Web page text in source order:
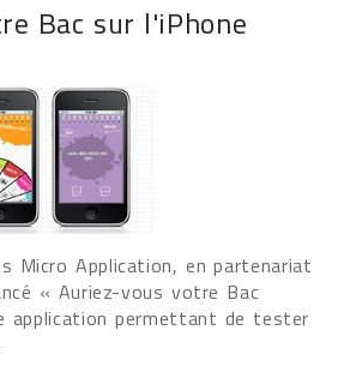
Bac sur l'iPhone
Micro Application, en partenariat
« Auriez-vous votre Bac
application permettant de tester